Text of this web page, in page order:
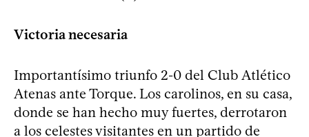
Victoria necesaria
Importantísimo triunfo 2-0 del Club Atlético
Atenas ante Torque. Los carolinos, en su casa,
donde se han hecho muy fuertes, derrotaron
a los celestes visitantes en un partido de